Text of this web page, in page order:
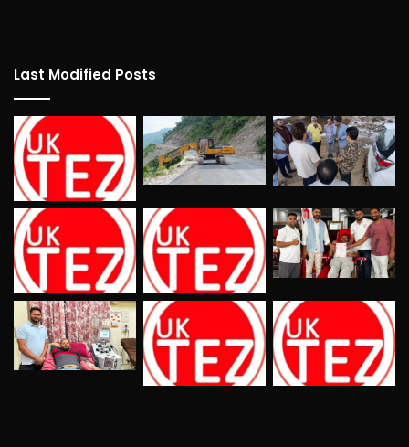
Last Modified Posts